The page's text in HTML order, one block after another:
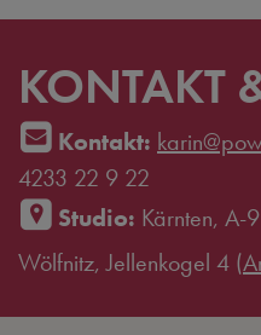
KONTAKT
Kontakt:
4233 22 9 22
Studio: Kärnten, A-
Wölfnitz, Jellenkogel 4 (